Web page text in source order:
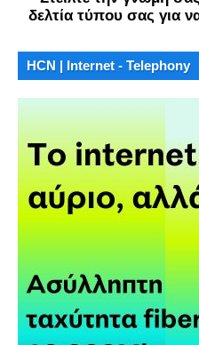
δελτία τύπου σας για
HCN | Internet - Telephony